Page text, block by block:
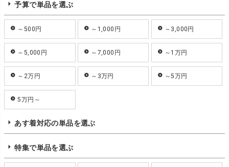
予算で単品を選ぶ
～500円 ～1,000円 ～3,000円
～5,000円 ～7,000円 ～1万円
～2万円 ～3万円 ～5万円
5万円～
あす着対応の単品を選ぶ
特集で単品を選ぶ